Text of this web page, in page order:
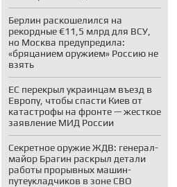
Берлин раскошелился на
рекордные €11,5 млрд для ВСУ,
но Москва предупредила:
«бряцанием оружием» Россию не
взять
ЕС перекрыл украинцам въезд в
Европу, чтобы спасти Киев от
катастрофы на фронте — жесткое
заявление МИД России
Секретное оружие ЖДВ: генерал-
майор Брагин раскрыл детали
работы прорывных машин-
путеукладчиков в зоне СВО